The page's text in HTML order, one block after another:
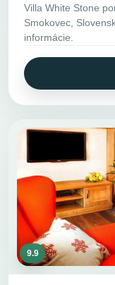
Villa White Stone
Smokovec,
informácie.
9.9